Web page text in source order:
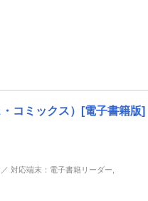
コミックス）[電子書籍版]
対応端末：電子書籍リーダー,